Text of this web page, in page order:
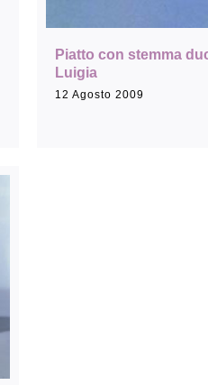
Piatto con stemma
Luigia
12 Agosto 2009